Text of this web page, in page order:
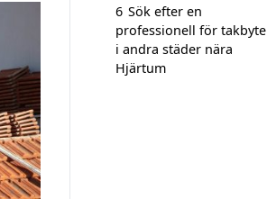
6 Sök efter en
professionell för takbyte
i andra städer nära
Hjärtum